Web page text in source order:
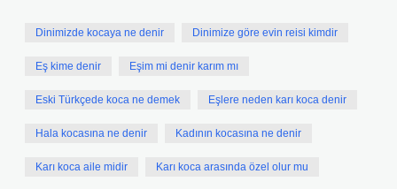
Dinimizde kocaya ne denir Dinimize göre evin reisi kimdir
Eş kime denir Eşim mi denir karım mı
Eski Türkçede koca ne demek Eşlere neden karı koca denir
Hala kocasına ne denir Kadının kocasına ne denir
Karı koca aile midir Karı koca arasında özel olur mu